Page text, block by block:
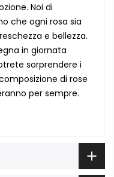
Noi di
che ogni rosa sia
e bellezza.
in giornata
sorprendere i
di rose
per sempre.